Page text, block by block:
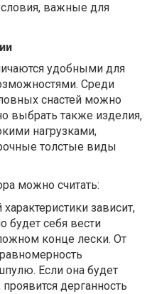
важные для
удобными для
Среди
снастей можно
выбрать также изделия,
нагрузками,
толстые виды
можно считать:
характеристики зависит,
будет себя вести
конце лески. От
Если она будет
дерганность